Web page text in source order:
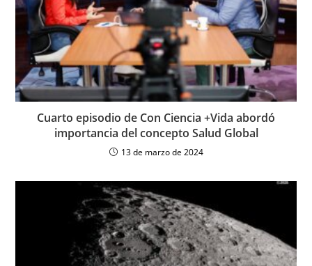
Cuarto episodio de Con Ciencia +Vida abordó
importancia del concepto Salud Global
13 de marzo de 2024